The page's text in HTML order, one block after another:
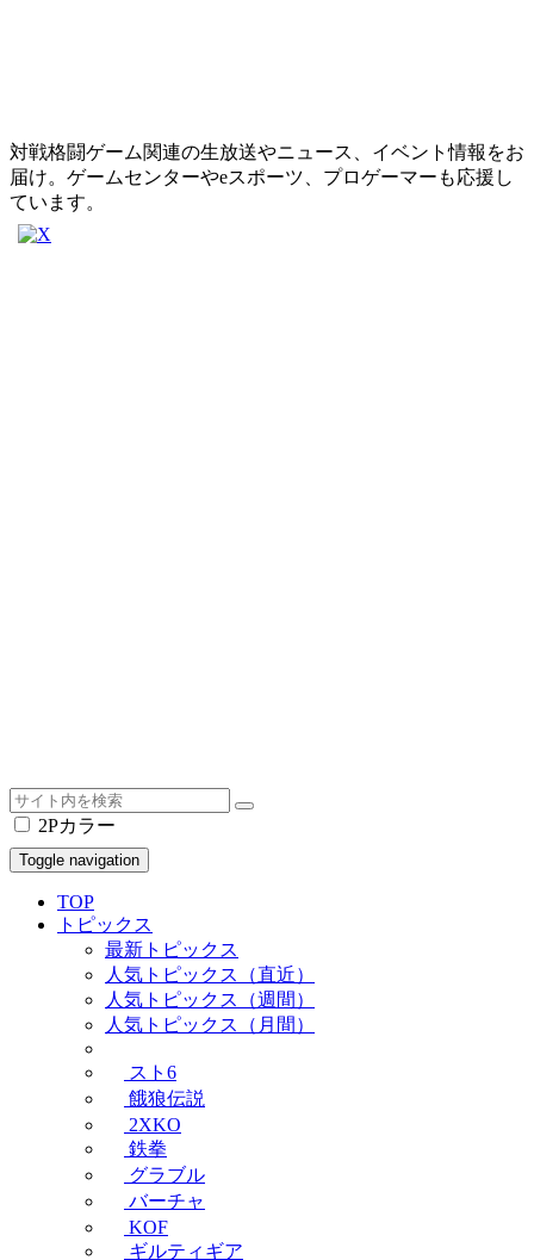
対戦格闘ゲーム関連の生放送やニュース、イベント情報をお
届け。ゲームセンターやeスポーツ、プロゲーマーも応援し
ています。
2Pカラー
Toggle navigation
TOP
トピックス
最新トピックス
人気トピックス（直近）
人気トピックス（週間）
人気トピックス（月間）
スト6
餓狼伝説
2XKO
鉄拳
グラブル
バーチャ
KOF
ギルティギア